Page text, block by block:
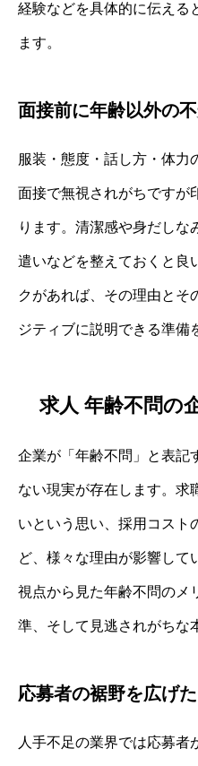
経験などを具体的に伝える
ます。
面接前に年齢以外の
服装・態度・話し方・体力
面接で無視されがちですが
ります。清潔感や身だしな
遣いなどを整えておくと良
クがあれば、その理由とそ
ジティブに説明できる準備
求人 年齢不問の
企業が「年齢不問」と表記
ない現実が存在します。求
いという思い、採用コスト
ど、様々な理由が影響して
視点から見た年齢不問のメ
準、そして見逃されがちな
応募者の裾野を広げ
人手不足の業界では応募者